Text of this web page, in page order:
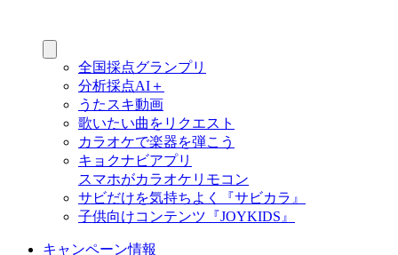
全国採点グランプリ
分析採点AI＋
うたスキ動画
歌いたい曲をリクエスト
カラオケで楽器を弾こう
キョクナビアプリ
スマホがカラオケリモコン
サビだけを気持ちよく『サビカラ』
子供向けコンテンツ『JOYKIDS』
キャンペーン情報